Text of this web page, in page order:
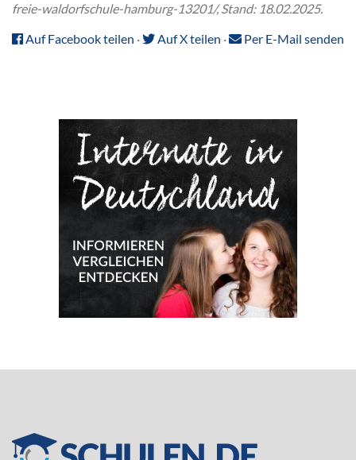
freie-waldorfschule-hamburg-13201/, Stand: 18.02.2025.
Auf Facebook teilen · Auf X teilen · Per E-Mail senden